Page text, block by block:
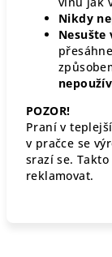
Nikdy
Nesušte
POZOR!
Praní v
v pračce se
srazí se.
reklamovat.